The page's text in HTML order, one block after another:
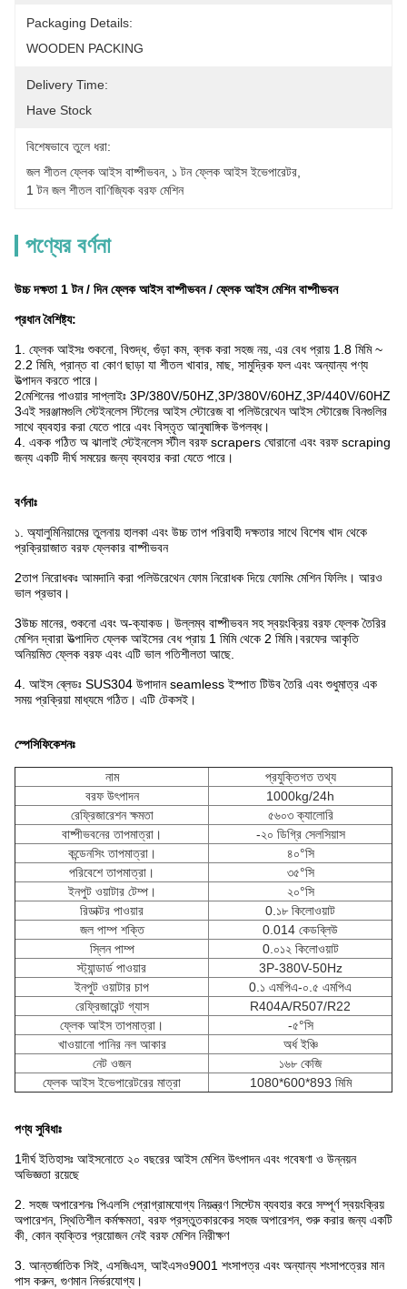
Packaging Details:
WOODEN PACKING
Delivery Time:
Have Stock
বিশেষভাবে তুলে ধরা:
জল শীতল ফ্লেক আইস বাষ্পীভবন, ১ টন ফ্লেক আইস ইভেপারেটর
1 টন জল শীতল বাণিজ্যিক বরফ মেশিন
পণ্যের বর্ণনা
উচ্চ দক্ষতা 1 টন / দিন ফ্লেক আইস বাষ্পীভবন / ফ্লেক আইস মেশিন বাষ্পীভবন
প্রধান বৈশিষ্ট্য:
1. ফ্লেক আইসঃ শুকনো, বিশুদ্ধ, গুঁড়া কম, ব্লক করা সহজ নয়, এর বেধ প্রায় 1.8 মিমি ~
2.2 মিমি, প্রান্ত বা কোণ ছাড়া যা শীতল খাবার, মাছ, সামুদ্রিক ফল এবং অন্যান্য পণ্য
উত্পাদন করতে পারে।
2মেশিনের পাওয়ার সাপ্লাইঃ 3P/380V/50HZ,3P/380V/60HZ,3P/440V/60HZ
3এই সরঞ্জামগুলি স্টেইনলেস স্টিলের আইস স্টোরেজ বা পলিউরেথেন আইস স্টোরেজ বিনগুলির
সাথে ব্যবহার করা যেতে পারে এবং বিস্তৃত আনুষাঙ্গিক উপলব্ধ।
4. একক গঠিত অ ঝালাই স্টেইনলেস স্টীল বরফ scrapers ঘোরানো এবং বরফ scraping
জন্য একটি দীর্ঘ সময়ের জন্য ব্যবহার করা যেতে পারে।
বর্ণনাঃ
১. অ্যালুমিনিয়ামের তুলনায় হালকা এবং উচ্চ তাপ পরিবাহী দক্ষতার সাথে বিশেষ খাদ থেকে
প্রক্রিয়াজাত বরফ ফ্লেকার বাষ্পীভবন
2তাপ নিরোধকঃ আমদানি করা পলিউরেথেন ফোম নিরোধক দিয়ে ফোমিং মেশিন ফিলিং। আরও
ভাল প্রভাব।
3উচ্চ মানের, শুকনো এবং অ-ক্যাকড। উল্লম্ব বাষ্পীভবন সহ স্বয়ংক্রিয় বরফ ফ্লেক তৈরির
মেশিন দ্বারা উত্পাদিত ফ্লেক আইসের বেধ প্রায় 1 মিমি থেকে 2 মিমি।বরফের আকৃতি
অনিয়মিত ফ্লেক বরফ এবং এটি ভাল গতিশীলতা আছে.
4. আইস ব্লেডঃ SUS304 উপাদান seamless ইস্পাত টিউব তৈরি এবং শুধুমাত্র এক
সময় প্রক্রিয়া মাধ্যমে গঠিত। এটি টেকসই।
স্পেসিফিকেশনঃ
নাম
প্রযুক্তিগত তথ্য
বরফ উৎপাদন
1000kg/24h
রেফ্রিজারেশন ক্ষমতা
৫৬০৩ ক্যালোরি
বাষ্পীভবনের তাপমাত্রা।
-২০ ডিগ্রি সেলসিয়াস
কন্ডেনসিং তাপমাত্রা।
৪০°সি
পরিবেশে তাপমাত্রা।
৩৫°সি
ইনপুট ওয়াটার টেম্প।
২০°সি
রিডাক্টর পাওয়ার
0.১৮ কিলোওয়াট
জল পাম্প শক্তি
0.014 কেডব্লিউ
স্লিন পাম্প
0.০১২ কিলোওয়াট
স্ট্যান্ডার্ড পাওয়ার
3P-380V-50Hz
ইনপুট ওয়াটার চাপ
0.১ এমপিএ-০.৫ এমপিএ
রেফ্রিজারেন্ট গ্যাস
R404A/R507/R22
ফ্লেক আইস তাপমাত্রা।
-৫°সি
খাওয়ানো পানির নল আকার
অর্ধ ইঞ্চি
নেট ওজন
১৬৮ কেজি
ফ্লেক আইস ইভেপারেটরের মাত্রা
1080*600*893 মিমি
পণ্য সুবিধাঃ
1দীর্ঘ ইতিহাসঃ আইসনোতে ২০ বছরের আইস মেশিন উৎপাদন এবং গবেষণা ও উন্নয়ন
অভিজ্ঞতা রয়েছে
2. সহজ অপারেশনঃ পিএলসি প্রোগ্রামযোগ্য নিয়ন্ত্রণ সিস্টেম ব্যবহার করে সম্পূর্ণ স্বয়ংক্রিয়
অপারেশন, স্থিতিশীল কর্মক্ষমতা, বরফ প্রস্তুতকারকের সহজ অপারেশন, শুরু করার জন্য একটি
কী, কোন ব্যক্তির প্রয়োজন নেই বরফ মেশিন নিরীক্ষণ
3. আন্তর্জাতিক সিই, এসজিএস, আইএসও9001 শংসাপত্র এবং অন্যান্য শংসাপত্রের মান
পাস করুন, গুণমান নির্ভরযোগ্য।